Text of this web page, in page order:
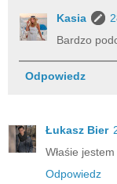
Kasia
Bardzo
Odpowiedz
Łukasz Bier
Właśie
Odpowiedz